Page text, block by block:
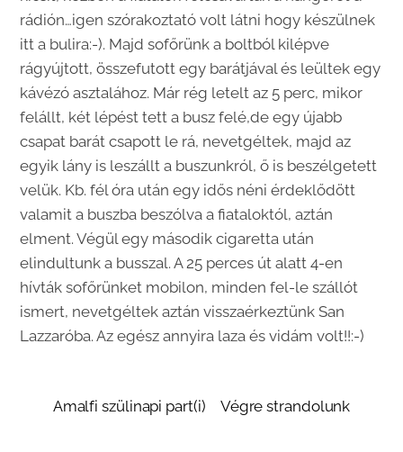
rádión…igen szórakoztató volt látni hogy készülnek
itt a bulira:-). Majd sofőrünk a boltból kilépve
rágyújtott, összefutott egy barátjával és leültek egy
kávézó asztalához. Már rég letelt az 5 perc, mikor
felállt, két lépést tett a busz felé,de egy újabb
csapat barát csapott le rá, nevetgéltek, majd az
egyik lány is leszállt a buszunkról, ő is beszélgetett
velük. Kb. fél óra után egy idős néni érdeklődött
valamit a buszba beszólva a fiataloktól, aztán
elment. Végül egy második cigaretta után
elindultunk a busszal. A 25 perces út alatt 4-en
hívták sofőrünket mobilon, minden fel-le szállót
ismert, nevetgéltek aztán visszaérkeztünk San
Lazzaróba. Az egész annyira laza és vidám volt!!:-)
Amalfi szülinapi part(i) Végre strandolunk